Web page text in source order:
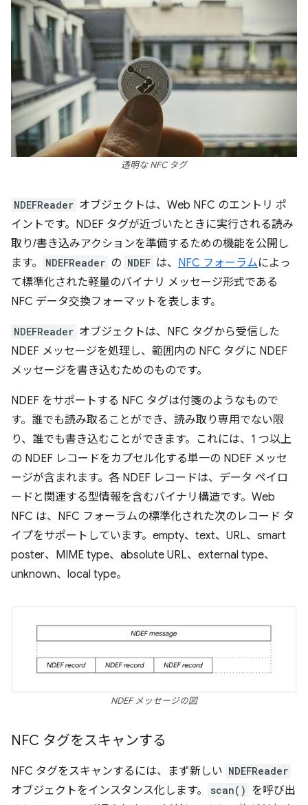
透明な NFC タグ
NDEFReader オブジェクトは、Web NFC のエントリ ポ
イントです。NDEF タグが近づいたときに実行される読み
取り/書き込みアクションを準備するための機能を公開し
ます。
NDEFReader の NDEF は、 NFC フォーラムによっ
て標準化された軽量のバイナリ メッセージ形式である
NFC データ交換フォーマットを表します。
NDEFReader オブジェクトは、NFC タグから受信した
NDEF メッセージを処理し、範囲内の NFC タグに NDEF
メッセージを書き込むためのものです。
NDEF をサポートする NFC タグは付箋のようなもので
す。誰でも読み取ることができ、読み取り専用でない限
り、誰でも書き込むことができます。これには、1 つ以上
の NDEF レコードをカプセル化する単一の NDEF メッセ
ージが含まれます。各 NDEF レコードは、データ ペイロ
ードと関連する型情報を含むバイナリ構造です。Web
NFC は、NFC フォーラムの標準化された次のレコード タ
イプをサポートしています。empty、text、URL、smart
poster、MIME type、absolute URL、external type、
unknown、local type。
NDEF メッセージの図
NFC タグをスキャンする
NFC タグをスキャンするには、まず新しい NDEFReader
オブジェクトをインスタンス化します。 scan() を呼び出